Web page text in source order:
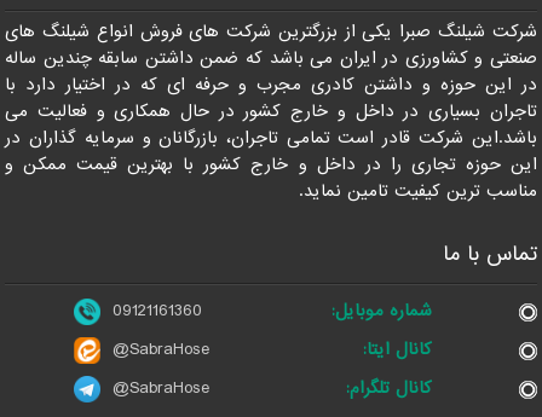
شرکت شیلنگ صبرا یکی از بزرگترین شرکت های فروش انواع شیلنگ های
صنعتی و کشاورزی در ایران می باشد که ضمن داشتن سابقه چندین ساله
در این حوزه و داشتن کادری مجرب و حرفه ای که در اختیار دارد با
تاجران بسیاری در داخل و خارج کشور در حال همکاری و فعالیت می
باشد.این شرکت قادر است تمامی تاجران، بازرگانان و سرمایه گذاران در
این حوزه تجاری را در داخل و خارج کشور با بهترین قیمت ممکن و
مناسب ترین کیفیت تامین نماید.
تماس با ما
شماره موبایل:
09121161360
کانال ایتا:
@SabraHose
کانال تلگرام:
@SabraHose
09121161360